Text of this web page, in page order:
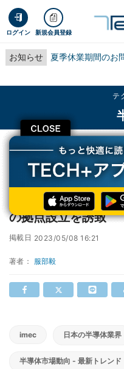
ログイン 新規会員登録
お知らせ 夏季休業期間のお
テ
TECH+ テクノロジー
半導体
西村経産相がベルギーのimecを視
西村経産相がベル
の拠点設立を誘致
掲載日 2023/05/08 16:21
著者： 服部毅
imec 日本の半導体業界
半導体市場動向 - 最新トレンド